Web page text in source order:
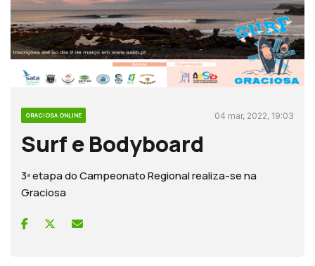
GRACIOSA ONLINE 04 mar, 2022, 19:03
Surf e Bodyboard
3ª etapa do Campeonato Regional realiza-se na
Graciosa